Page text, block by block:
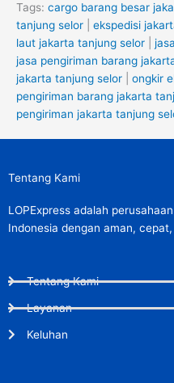
Tags: cargo barang besar
tanjung selor
ekspedisi
laut jakarta tanjung selor
jasa pengiriman barang
jakarta tanjung selor
ongkir
pengiriman barang jakarta
pengiriman jakarta tanjung
Tentang Kami
LOPExpress adalah
Indonesia dengan aman,
Tentang Kami
Layanan
Keluhan